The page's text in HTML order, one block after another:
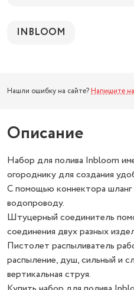
INBLOOM
Нашли ошибку на сайте? Напишите
Описание
Набор для полива Inbloom
огороднику для создания
С помощью коннектора
водопроводу.
Штуцерный соединитель
соединения двух разных
Пистолет распыливатель
распыление, душ, сильный и
вертикальная струя.